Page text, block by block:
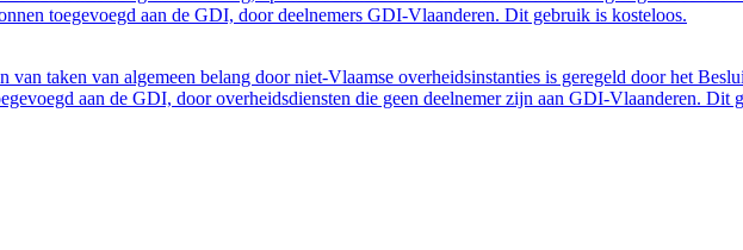
toegevoegd aan de GDI, door deelnemers GDI-Vlaanderen. Dit gebruik is kosteloos.
van taken van algemeen belang door niet-Vlaamse overheidsinstanties is geregeld door het
aan de GDI, door overheidsdiensten die geen deelnemer zijn aan GDI-Vlaanderen. Dit